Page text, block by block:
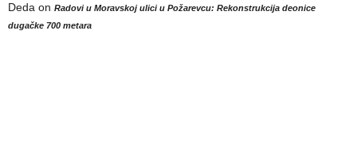
Deda on Radovi u Moravskoj ulici u Požarevcu: Rekonstrukcija deonice
dugačke 700 metara